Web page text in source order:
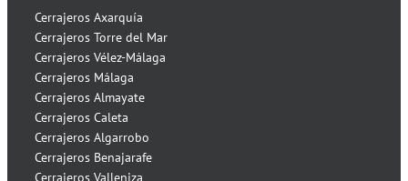
Cerrajeros Axarquía
Cerrajeros Torre del Mar
Cerrajeros Vélez-Málaga
Cerrajeros Málaga
Cerrajeros Almayate
Cerrajeros Caleta
Cerrajeros Algarrobo
Cerrajeros Benajarafe
Cerrajeros Valleniza